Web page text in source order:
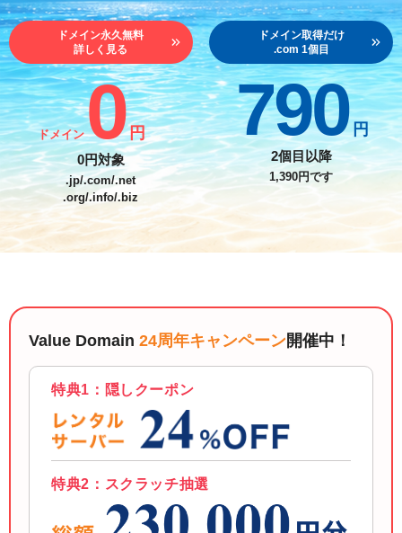
Value Domain Analyzer
Value AI Writer
Value Domainにログイン
外部サービスでの登録が一部未対応（Google等）
おすすめ One レンタルサーバーを含む最新の機能を使う方
Value Domain Oneにログイン
Value Domainユーザー登録
外部サービスでの登録が一部未対応（Google等）
おすすめ One レンタルサーバーを含む最新の機能を使う方
Value Domain Oneアカウント作成
以下でも登録可能
Google Yahoo!
ドメイン永久無料
詳しく見る
ドメイン0 円
0円対象
.jp/.com/.net
.org/.info/.biz
ドメイン取得だけ
.com 1個目
790 円
2個目以降
1,390円です
Value Domain 24周年キャンペーン開催中！
特典1：隠しクーポン
特典2：スクラッチ抽選